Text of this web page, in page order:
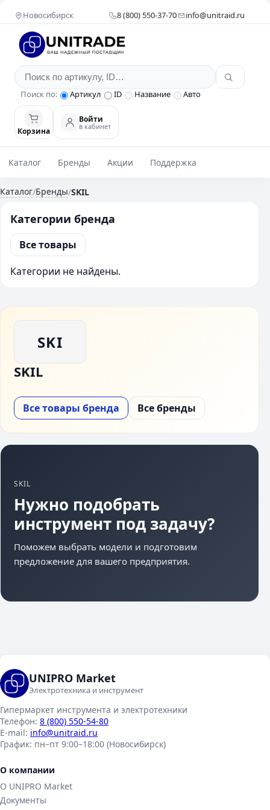
Новосибирск 8 (800) 550-37-70 info@unitraid.ru
Поиск по: Артикул ID Название Авто
Корзина
Войти
в кабинет
Каталог Бренды Акции Поддержка
Каталог/Бренды/SKIL
Категории бренда
Все товары
Категории не найдены.
SKI
SKIL
Все товары бренда Все бренды
SKIL
Нужно подобрать
инструмент под задачу?
Поможем выбрать модели и подготовим
предложение для вашего предприятия.
UNIPRO Market
Электротехника и инструмент
Гипермаркет инструмента и электротехники
Телефон: 8 (800) 550-54-80
E-mail: info@unitraid.ru
График: пн–пт 9:00–18:00 (Новосибирск)
О компании
О UNIPRO Market
Документы